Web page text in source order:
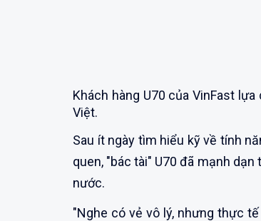
Khách hàng U70 của VinFast
Việt.
Sau ít ngày tìm hiểu kỹ về tính
quen, "bác tài" U70 đã mạnh
nước.
"Nghe có vẻ vô lý, nhưng thực